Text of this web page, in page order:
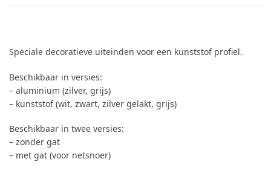
Speciale decoratieve uiteinden voor een kunststof profiel.
Beschikbaar in versies:
– aluminium (zilver, grijs)
– kunststof (wit, zwart, zilver gelakt, grijs)
Beschikbaar in twee versies:
– zonder gat
– met gat (voor netsnoer)